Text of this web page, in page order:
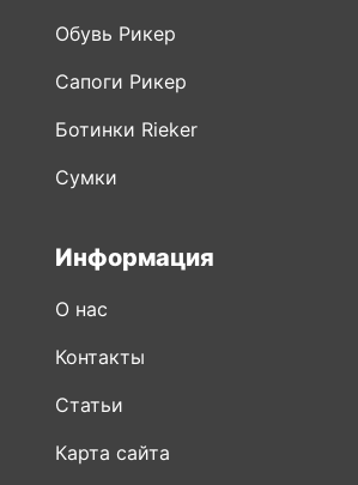
Обувь Рикер
Сапоги Рикер
Ботинки Rieker
Сумки
Информация
О нас
Контакты
Статьи
Карта сайта